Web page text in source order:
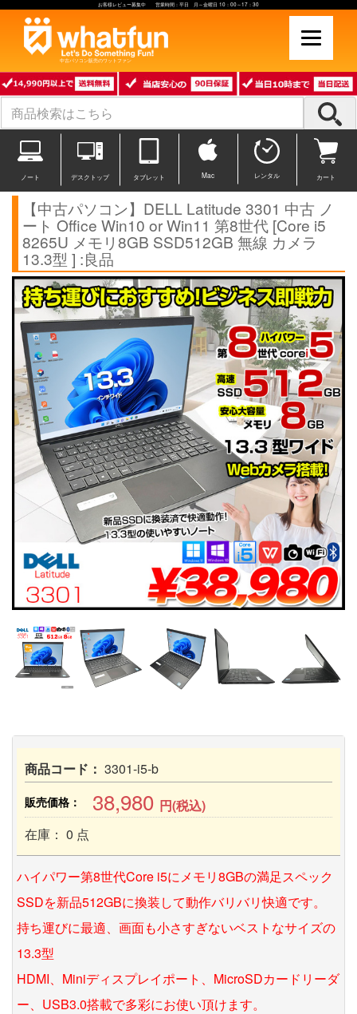
お客様レビュー募集中 営業時間：平日 月～金曜日 10：00～17：30
中古パソコン販売のワットファン
ノート デスクトップ タブレット Mac レンタル カート
【中古パソコン】DELL Latitude 3301 中古 ノ
ート Office Win10 or Win11 第8世代 [Core i5
8265U メモリ8GB SSD512GB 無線 カメラ
13.3型 ] :良品
商品コード： 3301-i5-b
販売価格： 38,980 円(税込)
在庫： 0 点
ハイパワー第8世代Core i5にメモリ8GBの満足スペック
SSDを新品512GBに換装して動作バリバリ快適です。
持ち運びに最適、画面も小さすぎないベストなサイズの
13.3型
HDMI、Miniディスプレイポート、MicroSDカードリーダ
ー、USB3.0搭載で多彩にお使い頂けます。